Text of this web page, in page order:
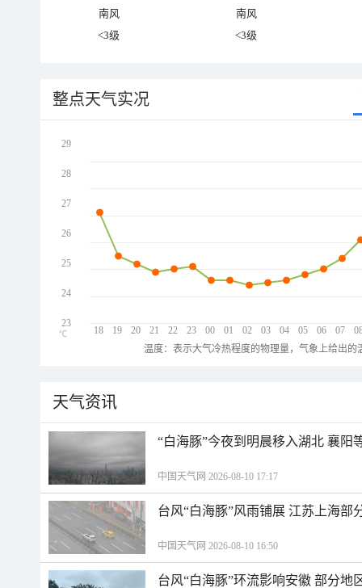
南风
南风
<3级
<3级
整点天气实况
18 19 20 21 22 23 00 01 02 03 04 05 06 07
29
28
27
26
25
24
23
℃
温度：表示大气冷热程度的物理量，气象上给出
天气资讯
“白海豚”今夜到明晨移入湖北 襄阳
中国天气网 2026-08-10 17:17
台风“白海豚”风雨铺展 江苏上海部
中国天气网 2026-08-10 16:50
台风“白海豚”环流影响安徽 部分地